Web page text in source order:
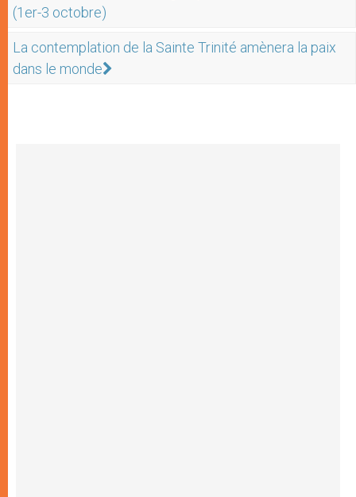
(1er-3 octobre)
La contemplation de la Sainte Trinité amènera la paix
dans le monde